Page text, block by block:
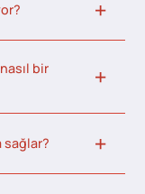
bir
sağlar?